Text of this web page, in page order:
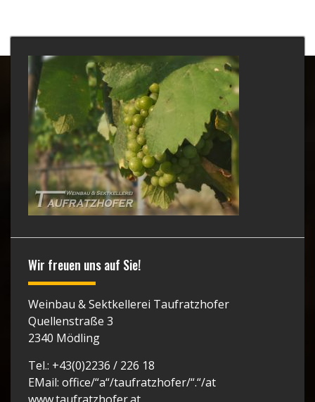
Wir freuen uns auf Sie!
Weinbau & Sektkellerei Taufratzhofer
Quellenstraße 3
2340 Mödling
Tel.: +43(0)2236 / 226 18
EMail: office/“a“/taufratzhofer/“.“/at